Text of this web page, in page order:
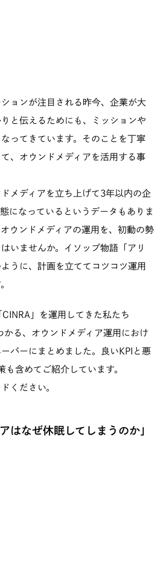
ョンが注目される昨今、企業が大
と伝えるためにも、ミッションや
ってきています。そのことを丁寧
、オウンドメディアを活用する事
メディアを立ち上げて3年以内の企
になっているというデータもありま
ウンドメディアの運用を、初動の勢
いませんか。イソップ物語「アリ
うに、計画を立ててコツコツ運用
」を運用してきた私たち
かる、オウンドメディア運用におけ
パーにまとめました。良いKPIと悪
も含めてご紹介しています。
ください。
はなぜ休眠してしまうのか」